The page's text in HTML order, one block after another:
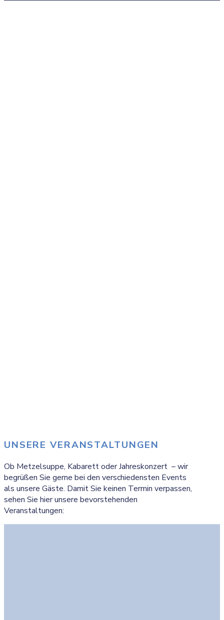
UNSERE VERANSTALTUNGEN
Ob Metzelsuppe, Kabarett oder Jahreskonzert – wir
begrüßen Sie gerne bei den verschiedensten Events
als unsere Gäste. Damit Sie keinen Termin verpassen,
sehen Sie hier unsere bevorstehenden
Veranstaltungen: